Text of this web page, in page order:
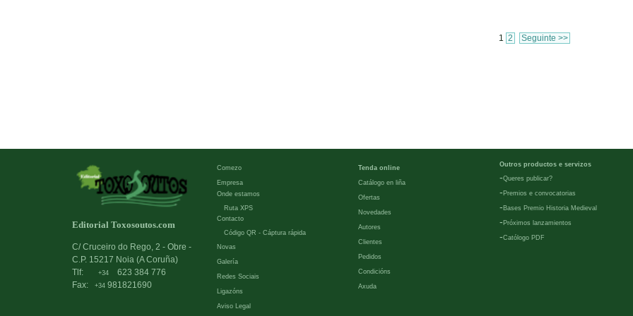
1 2 Seguinte >>
Editorial Toxosoutos.com
C/ Cruceiro do Rego, 2 - Obre -
C.P. 15217 Noia (A Coruña)
Tlf:
+34
623 384 776
Fax:
+34 981821690
Comezo
Empresa
Onde estamos
Ruta XPS
Contacto
Código QR - Cáptura rápida
Novas
Galería
Redes Sociais
Ligazóns
Aviso Legal
Tenda online
Catálogo en liña
Ofertas
Novedades
Autores
Clientes
Pedidos
Condicións
Axuda
Outros productos e servizos
-Queres publicar?
- Premios e convocatorias
- Bases Premio Historia Medieval
- Próximos lanzamientos
-Católogo PDF